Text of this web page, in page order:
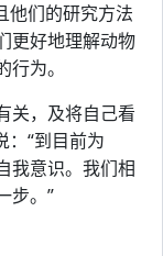
他们的研究方法
更好地理解动物
为。
关，及将自己看
：“到目前为
我意识。我们相
步。”